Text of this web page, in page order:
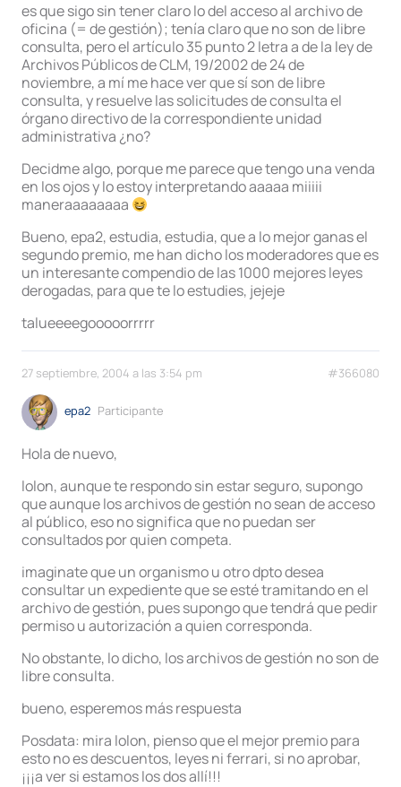
es que sigo sin tener claro lo del acceso al archivo de
oficina (= de gestión); tenía claro que no son de libre
consulta, pero el artículo 35 punto 2 letra a de la ley de
Archivos Públicos de CLM, 19/2002 de 24 de
noviembre, a mí me hace ver que sí son de libre
consulta, y resuelve las solicitudes de consulta el
órgano directivo de la correspondiente unidad
administrativa ¿no?
Decidme algo, porque me parece que tengo una venda
en los ojos y lo estoy interpretando aaaaa miiiii
maneraaaaaaaa
Bueno, epa2, estudia, estudia, que a lo mejor ganas el
segundo premio, me han dicho los moderadores que es
un interesante compendio de las 1000 mejores leyes
derogadas, para que te lo estudies, jejeje
talueeeegooooorrrrr
27 septiembre, 2004 a las 3:54 pm #366080
epa2 Participante
Hola de nuevo,
lolon, aunque te respondo sin estar seguro, supongo
que aunque los archivos de gestión no sean de acceso
al público, eso no significa que no puedan ser
consultados por quien competa.
imaginate que un organismo u otro dpto desea
consultar un expediente que se esté tramitando en el
archivo de gestión, pues supongo que tendrá que pedir
permiso u autorización a quien corresponda.
No obstante, lo dicho, los archivos de gestión no son de
libre consulta.
bueno, esperemos más respuesta
Posdata: mira lolon, pienso que el mejor premio para
esto no es descuentos, leyes ni ferrari, si no aprobar,
¡¡¡a ver si estamos los dos allí!!!